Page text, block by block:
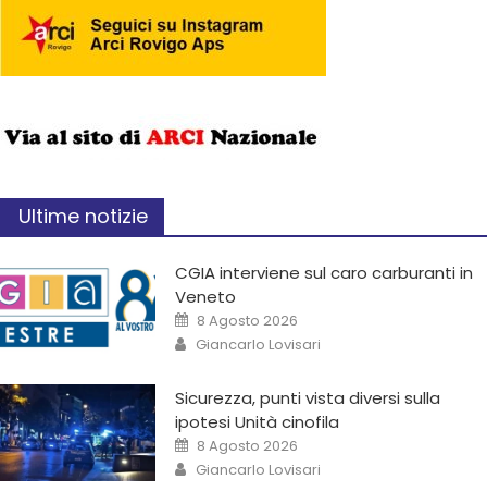
Ultime notizie
CGIA interviene sul caro carburanti in
Veneto
8 Agosto 2026
Giancarlo Lovisari
Sicurezza, punti vista diversi sulla
ipotesi Unità cinofila
8 Agosto 2026
Giancarlo Lovisari